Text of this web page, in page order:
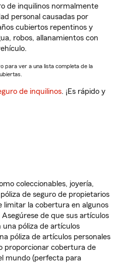
de inquilinos normalmente
personal causadas por
cubiertos repentinos y
robos, allanamientos con
para ver a una lista completa de la
de inquilinos. ¡Es rápido y
coleccionables, joyería,
de seguro de propietarios
limitar la cobertura en algunos
de que sus artículos
póliza de artículos
póliza de artículos personales
proporcionar cobertura de
mundo (perfecta para